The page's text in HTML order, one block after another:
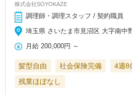
株式会社SOYOKAZE
調理師・調理スタッフ / 契約職員
埼玉県 さいたま市見沼区 大字南中
月給 200,000円 ～
髪型自由 社会保険完備 4週8
残業ほぼなし